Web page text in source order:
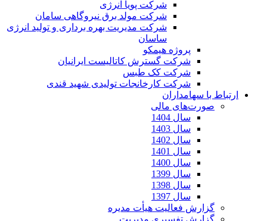
شرکت پویا انرژی
شرکت مولد برق نیروگاهی سامان
شرکت مدیریت بهره برداری و تولید انرژی
ساسان
پروژه هیمکو
شرکت گسترش کاتالیست ایرانیان
شرکت کک طبس
شرکت کارخانجات تولیدی شهید قندی
ارتباط با سهامداران
صورت‌های مالی
سال 1404
سال 1403
سال 1402
سال 1401
سال 1400
سال 1399
سال 1398
سال 1397
گزارش فعالیت هیأت مدیره
گزارش تفسیری مدیریت